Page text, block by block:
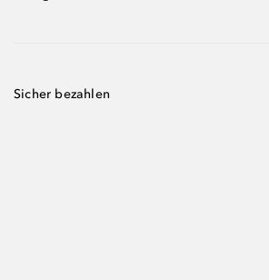
Sicher bezahlen